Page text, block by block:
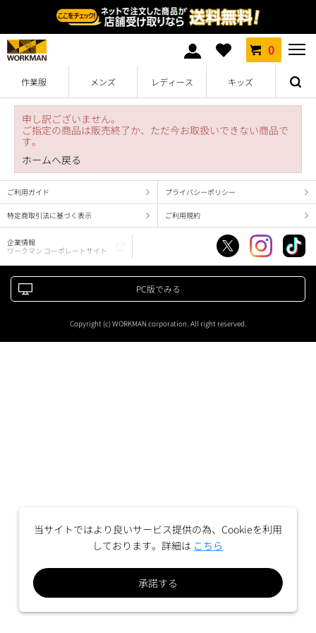
0
作業服 メンズ レディース キッズ
申し訳ございません。
ご指定の商品は販売終了か、ただ今お取扱いできない商品で
す。
ホームへ戻る
ご利用ガイド プライバシーポリシー
特定商取引法に基づく表示 ご利用規約
企業情報
ワークマン コーポレートサイト
PC版でみる
Copyright (c) WORKMAN corporation. All right reserved.
当サイトではより良いサービス提供の為、Cookieを利用
しております。詳細は こちら
承諾する